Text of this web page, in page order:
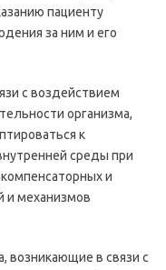
пациенту
за ним и его
с воздействием
организма,
к
среды при
и
и механизмов
возникающие в связи с